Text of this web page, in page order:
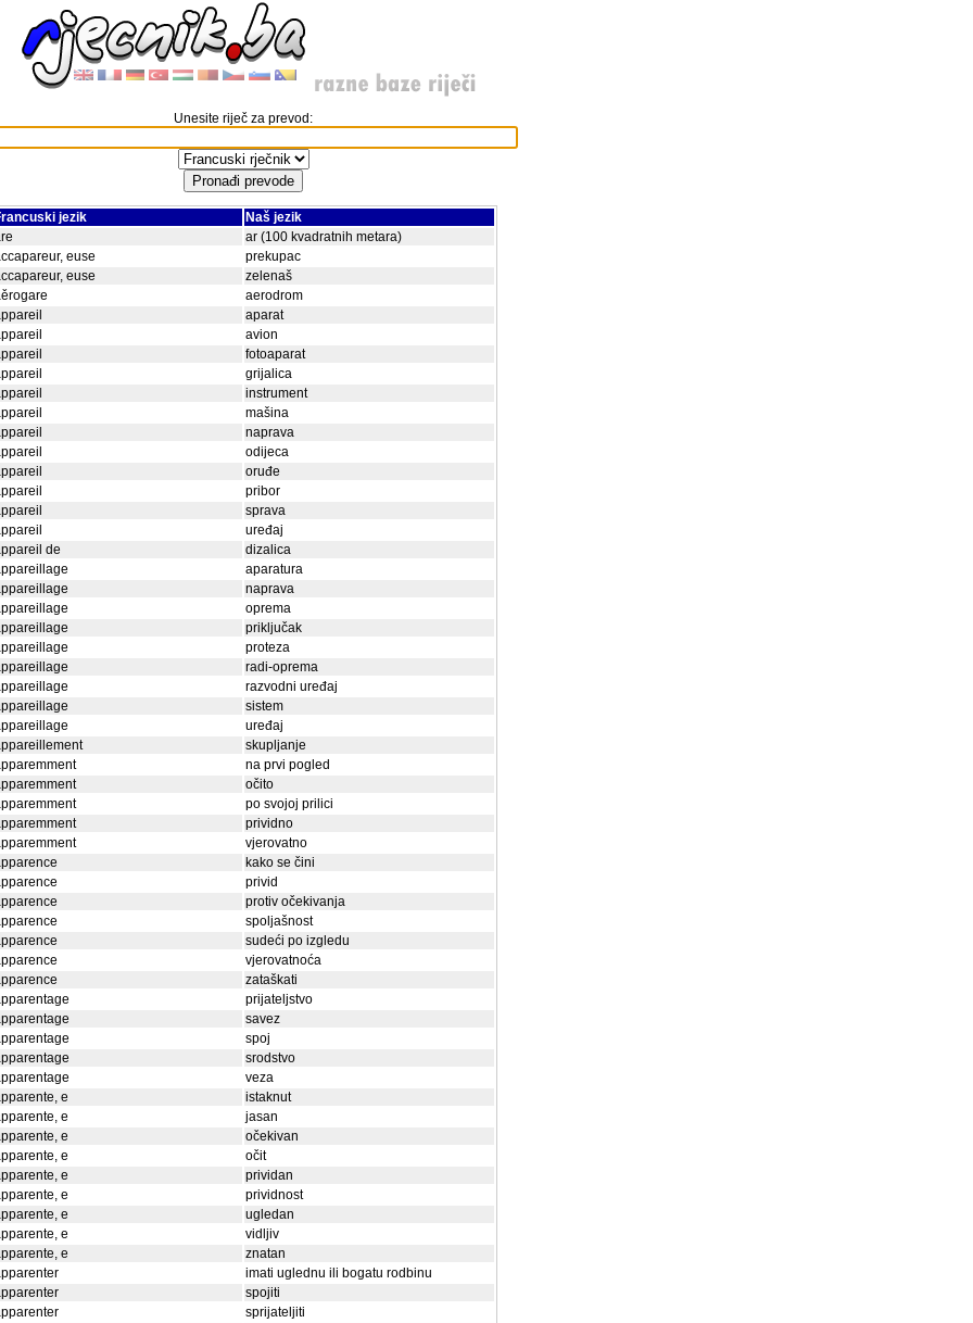
Unesite riječ za prevod:
jezik
Naš jezik
ar (100 kvadratnih metara)
euse
prekupac
euse
zelenaš
aerodrom
aparat
avion
fotoaparat
grijalica
instrument
mašina
naprava
odijeca
oruđe
pribor
sprava
uređaj
de
dizalica
aparatura
naprava
oprema
priključak
proteza
radi-oprema
razvodni uređaj
sistem
uređaj
skupljanje
na prvi pogled
očito
po svojoj prilici
prividno
vjerovatno
kako se čini
privid
protiv očekivanja
spoljašnost
sudeći po izgledu
vjerovatnoća
zataškati
prijateljstvo
savez
spoj
srodstvo
veza
e
istaknut
e
jasan
e
očekivan
e
očit
e
prividan
e
prividnost
e
ugledan
e
vidljiv
e
znatan
imati uglednu ili bogatu rodbinu
spojiti
sprijateljiti